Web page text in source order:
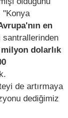
"Konya
en
santrallerinden
milyon dolarlık
de artırmaya
dediğimiz